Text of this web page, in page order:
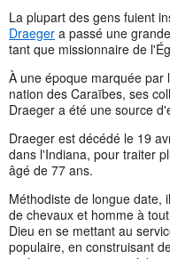
La plupart des gens fuient
Draeger a passé une
tant que missionnaire de
À une époque marquée par
nation des Caraïbes, ses
Draeger a été une source
Draeger est décédé le 19
dans l'Indiana, pour traiter
âgé de 77 ans.
Méthodiste de longue date,
de chevaux et homme à
Dieu en se mettant au
populaire, en construisant